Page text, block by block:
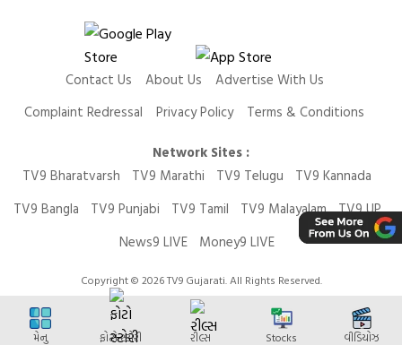
Contact Us About Us
Advertise With Us
Complaint Redressal
Privacy Policy
Terms & Conditions
Network Sites :
TV9 Bharatvarsh
TV9 Marathi TV9 Telugu
TV9 Kannada
TV9 Bangla
TV9 Punjabi TV9 Tamil TV9 Malayalam TV9 UP
News9 LIVE
Money9 LIVE
Copyright © 2026 TV9 Gujarati. All Rights Reserved.
મેનુ ફોટો સ્ટોરી રીલ્સ Stocks વીડિયોઝ